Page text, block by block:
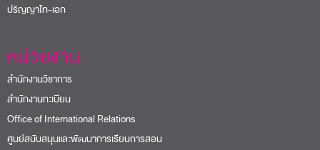
ปริญญาโท-เอก
หน่วยงาน
สำนักงานวิชาการ
สำนักงานทะเบียน
Office of International Relations
ศูนย์สนับสนุนและพัฒนาการเรียนการสอน